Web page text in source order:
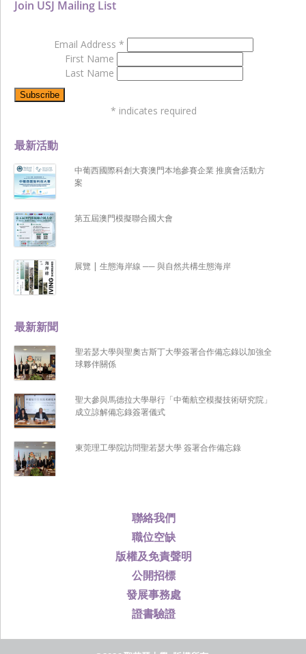
聯絡我們
職位空缺
版權及免責聲明
公開招標
發展事務處
證書驗證
最新新聞
聖若瑟大學與聖奧古斯丁大學簽署合作備忘錄以加強全
球夥伴關係
聖大參與馬德拉大學舉行「中葡航空模擬技術研究院」
成立諒解備忘錄簽署儀式
東莞理工學院訪問聖若瑟大學 簽署合作備忘錄
最新活動
中葡西國際科創大賽澳門本地參賽企業 推廣會活動方
案
第五屆澳門模擬聯合國大會
展覽 | 生態海岸線 ── 與自然共構生態海岸
Join USJ Mailing List
Email Address *
First Name
Last Name
* indicates required